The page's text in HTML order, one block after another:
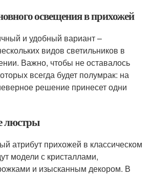
освещения в прихожей
и удобный вариант –
видов светильников в
Важно, чтобы не оставалось
всегда будет полумрак: на
решение принесет одни
люстры
атрибут прихожей в классическом
модели с кристаллами,
и изысканным декором. В